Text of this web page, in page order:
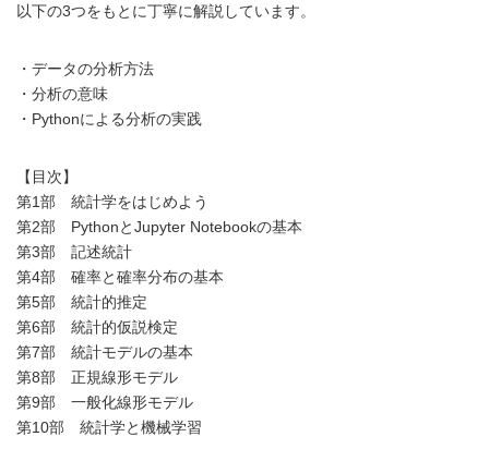
以下の3つをもとに丁寧に解説しています。
・データの分析方法
・分析の意味
・Pythonによる分析の実践
【目次】
第1部 統計学をはじめよう
第2部 PythonとJupyter Notebookの基本
第3部 記述統計
第4部 確率と確率分布の基本
第5部 統計的推定
第6部 統計的仮説検定
第7部 統計モデルの基本
第8部 正規線形モデル
第9部 一般化線形モデル
第10部 統計学と機械学習